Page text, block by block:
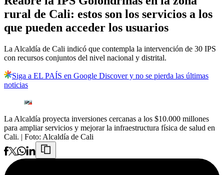
rural de Cali: estos son los servicios a los
que pueden acceder los usuarios
La Alcaldía de Cali indicó que contempla la intervención de 30 IPS
con recursos conjuntos del nivel nacional y distrital.
Siga a EL PAÍS en Google Discover y no se pierda las últimas
noticias
La Alcaldía proyecta inversiones cercanas a los $10.000 millones
para ampliar servicios y mejorar la infraestructura física de salud en
Cali. | Foto: Alcaldía de Cali